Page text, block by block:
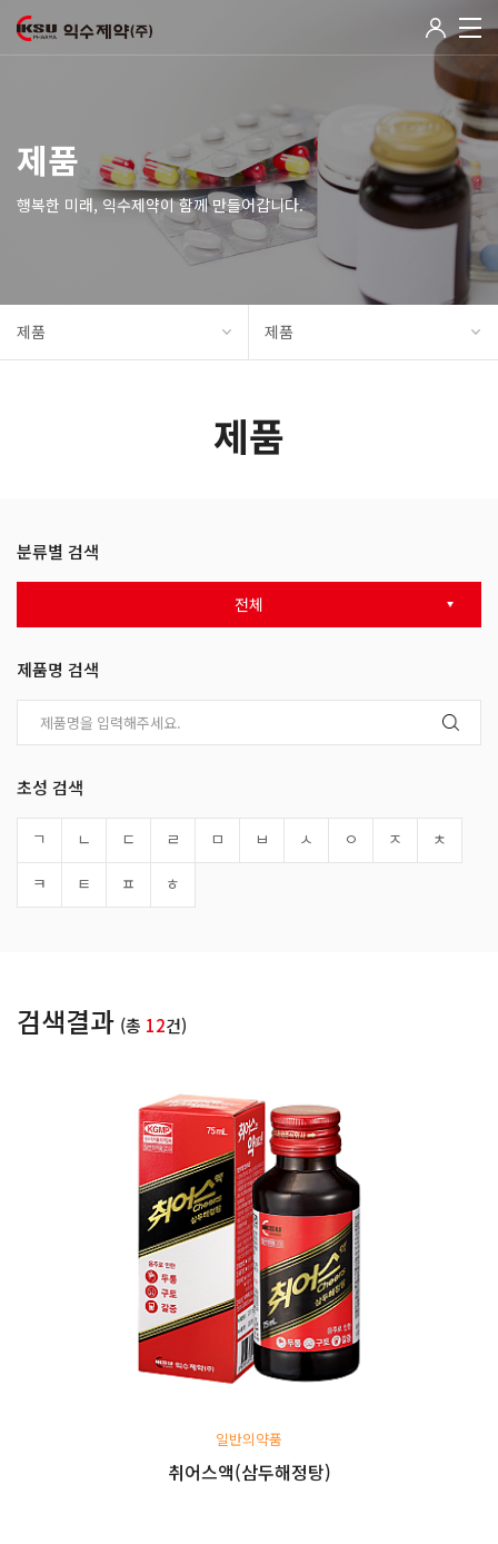
제품
행복한 미래, 익수제약이 함께 만들어갑니다.
제품 제품
제품
분류별 검색
전체
제품명 검색
초성 검색
ㄱ ㄴ ㄷ ㄹ ㅁ ㅂ ㅅ ㅇ ㅈ
ㅊ
ㅋ
ㅌ ㅍ ㅎ
검색결과 (총 12건)
일반의약품
취어스액(삼두해정탕)